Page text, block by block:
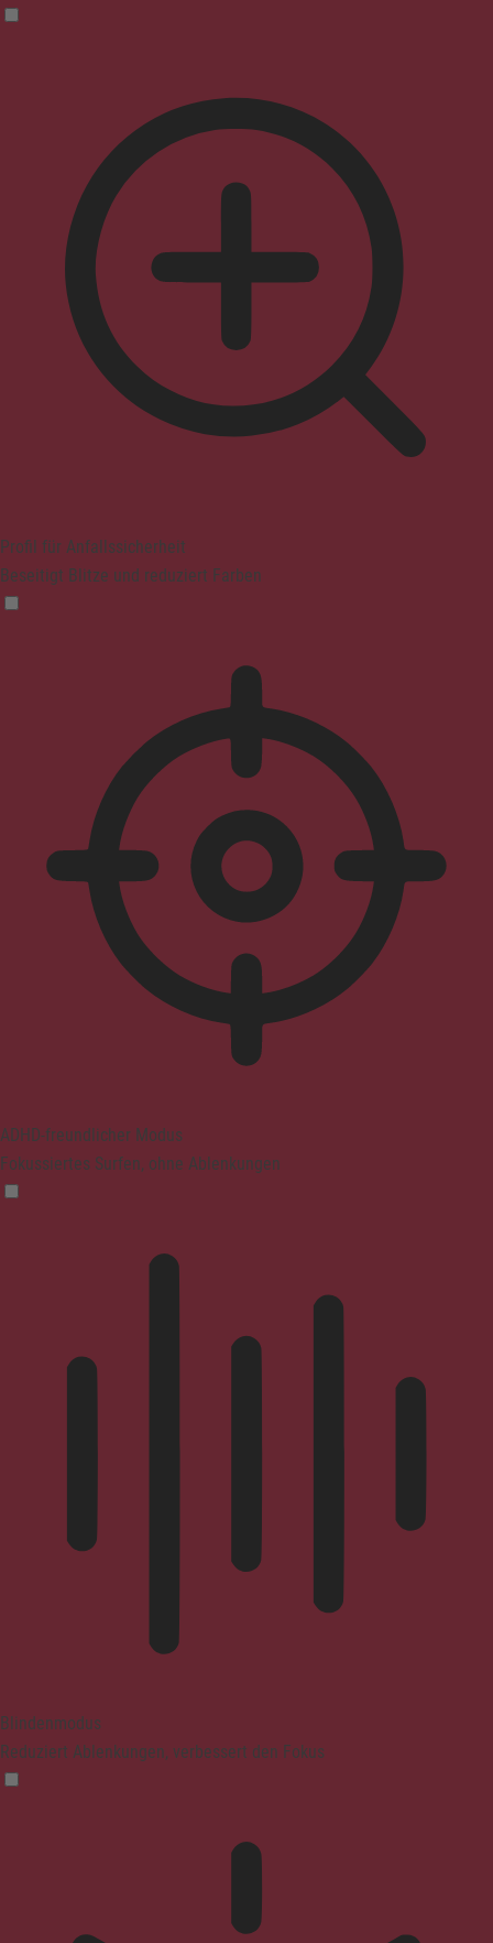
Profil für Anfallssicherheit
Beseitigt Blitze und reduziert Farben
ADHD-freundlicher Modus
Fokussiertes Surfen, ohne Ablenkungen
Blindenmodus
Reduziert Ablenkungen, verbessert den Fokus